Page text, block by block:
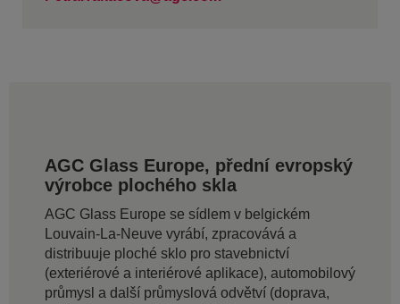
AGC Glass Europe, přední evropský
výrobce plochého skla
AGC Glass Europe se sídlem v belgickém
Louvain-La-Neuve vyrábí, zpracovává a
distribuuje ploché sklo pro stavebnictví
(exteriérové a interiérové aplikace), automobilový
průmysl a další průmyslová odvětví (doprava,